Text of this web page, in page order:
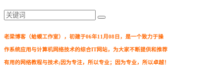
老梁博客（蛤蟆工作室），初建于06年11月08日，是一个致力于操
作系统应用与计算机网络技术的综合IT网站，为大家不断提供和推荐
有用的网络教程与技术;因为专注，所以专业；因为专业，所以卓越！